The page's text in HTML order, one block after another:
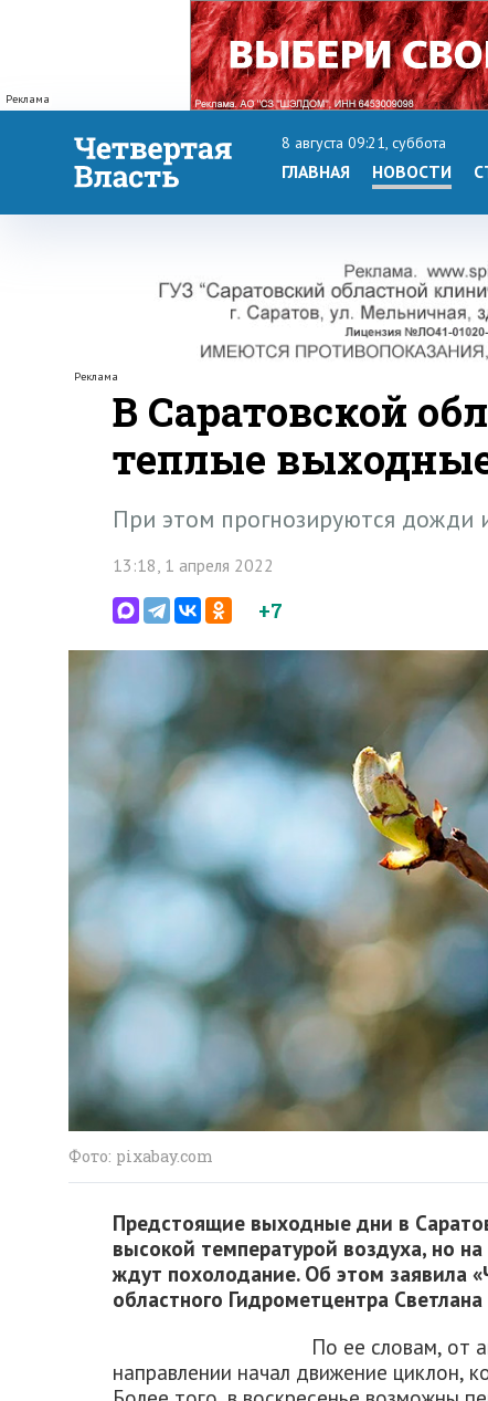
Реклама
8 августа 09:21, суббота
ГЛАВНАЯ НОВОСТИ
Реклама
В Саратовской
теплые выходные
При этом прогнозируются
13:18, 1 апреля 2022
+7
Фото: pixabay.com
Предстоящие выходные дни в
высокой температурой воздуха, но
ждут похолодание. Об этом заявила
областного Гидрометцентра
По ее словам, от
направлении начал движение циклон,